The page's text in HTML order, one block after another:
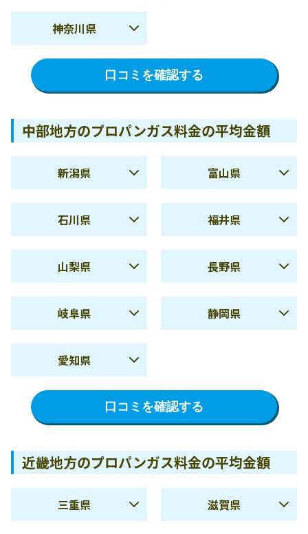
使用量
20m3
14,488円
茨城県の料金詳細を確認
する
する
使用量
10m3
8,142円
使用量
20m3
14,182円
群馬県の料金詳細を確認
使用量
20m3
14,249円
埼玉県の料金詳細を確認
夏季
5,772円
冬季
10,639円
使用量
10m3
8,211円
20m3
千葉県の料金詳細を確認
する
使用量
10m3
8,032円
20m3
東京都の料金詳細を確認
する
神奈川県
夏季
5,951円
冬季
11,402円
10m3
使用量
20m3
14,733円
神奈川県の料金詳細を確
認する
口コミを確認する
中部地方のプロパンガス料金の平均金額
新潟県
夏季
5,515円
9,599円
使用量
9,354円
使用量
20m3
16,255円
新潟県の料金詳細を確認
富山県
夏季
6,255円
9,745円
使用量
10m3
9,863円
使用量
20m3
16,940円
富山県の料金詳細を確認
石川県
夏季
6,137円
12,782円
使用量
10m3
9,518円
使用量
16,569円
石川県の料金詳細を確認
する
福井県
夏季
6,645円
10,806円
使用量
10m3
9,125円
する
山梨県
夏季
6,581円
10,352円
使用量
8,296円
使用量
20m3
14,564円
山梨県の料金詳細を確認
長野県
夏季
5,882円
9,925円
使用量
20m3
15,519円
長野県の料金詳細を確認
岐阜県
夏季
6,127円
10,950円
使用量
10m3
8,822円
20m3
岐阜県の料金詳細を確認
する
静岡県
使用量
10m3
8,736円
20m3
静岡県の料金詳細を確認
する
愛知県
夏季
5,446円
冬季
11,174円
10m3
使用量
14,858円
愛知県の料金詳細を確認
口コミを確認する
近畿地方のプロパンガス料金の平均金額
三重県
滋賀県